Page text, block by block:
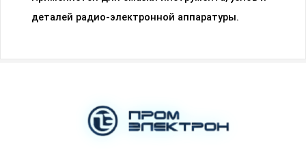
деталей радио-электронной аппаратуры.